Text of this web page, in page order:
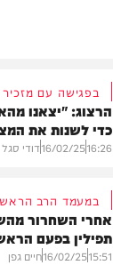
בפגישה עם מזכיר
הרצוג: "יצאנו
כדי לשנות את
16:26
16/02/25דודי סגל
במעמד הרב
אחרי השחרור
תפילין בפעם
15:51
16/02/25חיים גפן